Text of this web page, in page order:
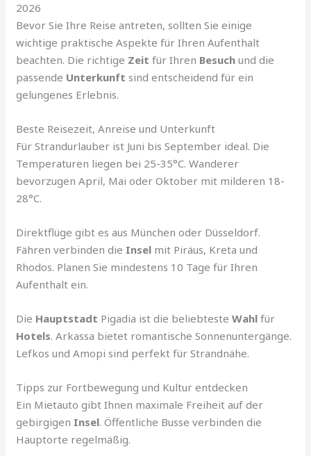
2026
Bevor Sie Ihre Reise antreten, sollten Sie einige
wichtige praktische Aspekte für Ihren Aufenthalt
beachten. Die richtige Zeit für Ihren Besuch und die
passende Unterkunft sind entscheidend für ein
gelungenes Erlebnis.
Beste Reisezeit, Anreise und Unterkunft
Für Strandurlauber ist Juni bis September ideal. Die
Temperaturen liegen bei 25-35°C. Wanderer
bevorzugen April, Mai oder Oktober mit milderen 18-
28°C.
Direktflüge gibt es aus München oder Düsseldorf.
Fähren verbinden die Insel mit Piräus, Kreta und
Rhodos. Planen Sie mindestens 10 Tage für Ihren
Aufenthalt ein.
Die Hauptstadt Pigadia ist die beliebtesteWahl für
Hotels. Arkassa bietet romantische Sonnenuntergänge.
Lefkos und Amopi sind perfekt für Strandnähe.
Tipps zur Fortbewegung und Kultur entdecken
Ein Mietauto gibt Ihnen maximale Freiheit auf der
gebirgigen Insel. Öffentliche Busse verbinden die
Hauptorte regelmäßig.